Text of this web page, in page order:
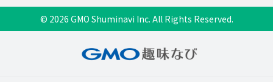
© 2026 GMO Shuminavi Inc. All Rights Reserved.